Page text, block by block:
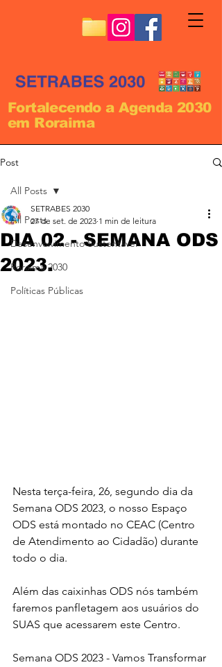
Fortalecendo a Agenda 2030
em Roraima
Post
All Posts
Desenvolvimento Sustentável
Roraima 2030
Políticas Públicas
All Posts
DIA 02 - SEMANA ODS
2023.
SETRABES 2030
27 de set. de 2023 1 min de leitura
Nesta terça-feira, 26, segundo dia da
Semana ODS 2023, o nosso Espaço
ODS está montado no CEAC (Centro
de Atendimento ao Cidadão) durante
todo o dia.
Além das caixinhas ODS nós também
faremos panfletagem aos usuários do
SUAS que acessarem este Centro.
Semana ODS 2023 - Vamos Transformar